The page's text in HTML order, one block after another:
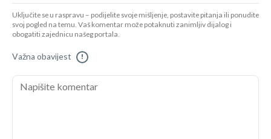
Uključite se u raspravu – podijelite svoje mišljenje, postavite pitanja ili ponudite
svoj pogled na temu. Vaš komentar može potaknuti zanimljiv dijalog i
obogatiti zajednicu našeg portala.
Važna obavijest !